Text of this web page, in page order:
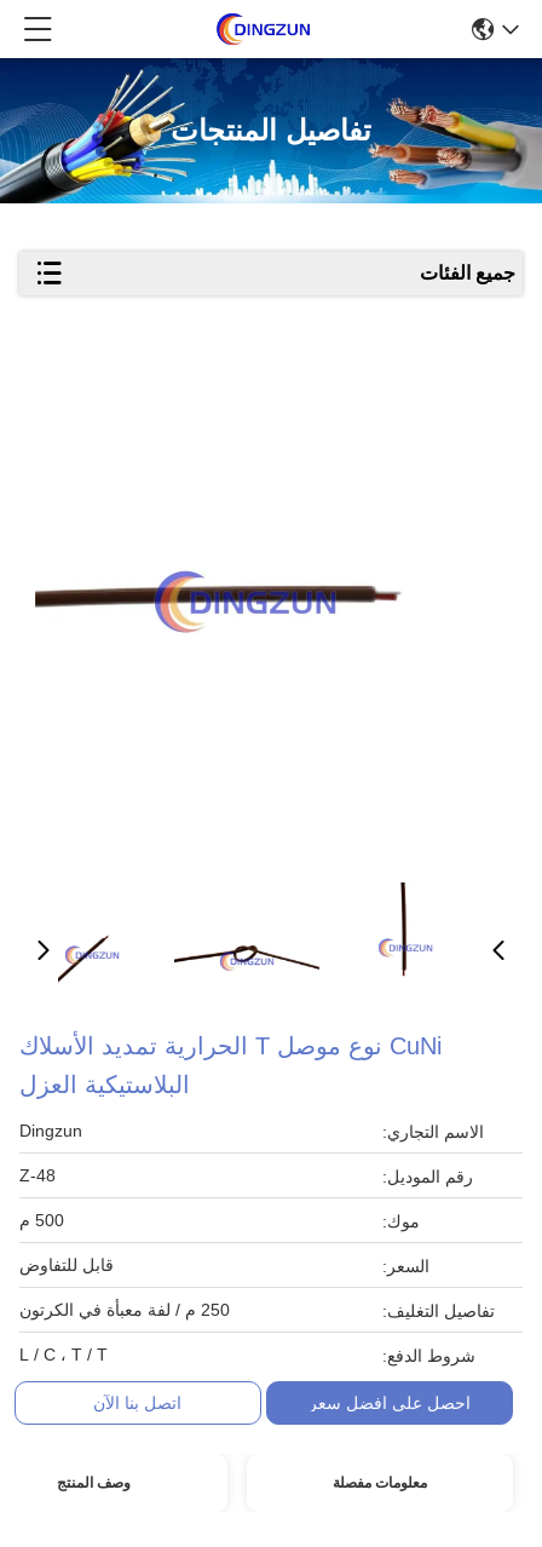
تفاصيل المنتجات
جميع الفئات
CuNi نوع موصل T الحرارية تمديد الأسلاك
البلاستيكية العزل
الاسم التجاري: Dingzun
رقم الموديل: Z-48
موك: 500 م
السعر: قابل للتفاوض
تفاصيل التغليف: 250 م / لفة معبأة في الكرتون
شروط الدفع: L / C ، T / T
احصل على افضل سعر اتصل بنا الآن
معلومات مفصلة وصف المنتج